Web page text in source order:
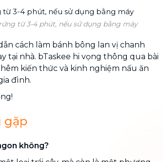
từ 3-4 phút, nếu sử dụng bằng máy
cách làm bánh bông lan vị chanh
tại nhà. bTaskee hi vọng thông qua bài
kiến thức và kinh nghiệm nấu ăn
đình.
gặp
không?